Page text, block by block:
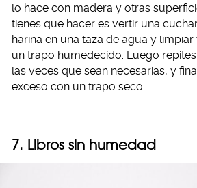
lo hace con madera y otras
tienes que hacer es vertir una
harina en una taza de agua y
un trapo humedecido. Luego
las veces que sean necesarias, y
exceso con un trapo seco.
7. Libros sin humedad